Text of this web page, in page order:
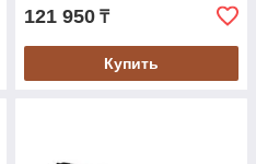
121 950 ₸
Купить